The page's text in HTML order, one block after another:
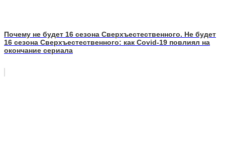
Почему не будет 16 сезона Сверхъестественного. Не будет
16 сезона Сверхъестественного: как Covid-19 повлиял на
окончание сериала